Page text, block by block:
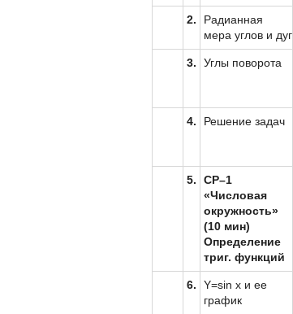
2.
Радианная
мера углов и дуг
3. Углы поворота
4. Решение задач
5.
СР–1
«Числовая
окружность»
(10 мин)
Определение
триг. функций
6.
Y=sin x и ее
график